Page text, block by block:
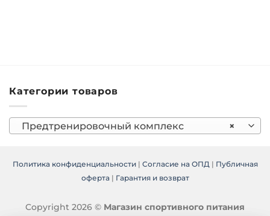
Категории товаров
×
Предтренировочный комплекс
Политика конфиденциальности| Согласие на ОПД | Публичная
оферта | Гарантия и возврат
Copyright 2026 © Магазин спортивного питания